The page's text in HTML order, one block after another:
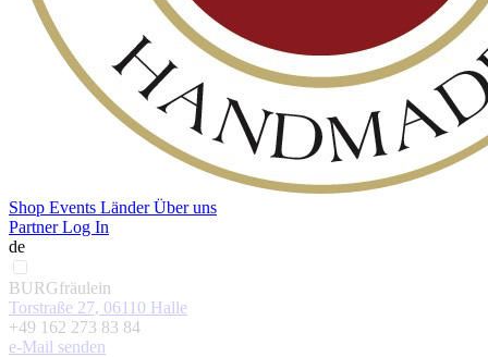
Shop Events LänderÜber uns
Partner Log In
de
BURGfräulein
Torstraße 27, 06110 Halle
+49 162 273 83 84
e-Mail senden